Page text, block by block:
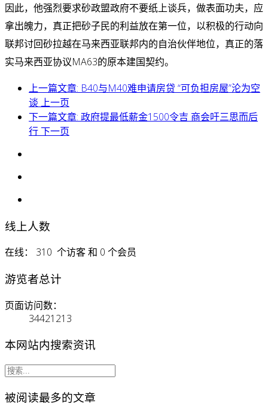
因此，他强烈要求砂政盟政府不要纸上谈兵，做表面功夫，应
拿出魄力，真正把砂子民的利益放在第一位，以积极的行动向
联邦讨回砂拉越在马来西亚联邦内的自治伙伴地位，真正的落
实马来西亚协议MA63的原本建国契约。
上一篇文章: B40与M40难申请房贷 “可负担房屋”沦为空
谈 上一页
下一篇文章: 政府提最低薪金1500令吉 商会吁三思而后
行下一页
线上人数
在线： 310 个访客 和 0 个会员
游览者总计
页面访问数：
34421213
本网站内搜索资讯
被阅读最多的文章